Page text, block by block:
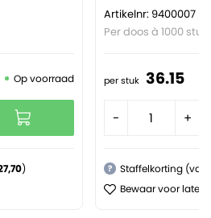
Op voorraad
)
Artikelnr: 9400007
Per doos à 1000
per stuk 36.15
- +
?
Staffelkorting
Bewaar voor later